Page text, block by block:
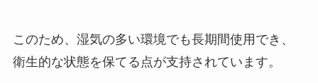
このため、湿気の多い環境でも長期間使用でき、
衛生的な状態を保てる点が支持されています。